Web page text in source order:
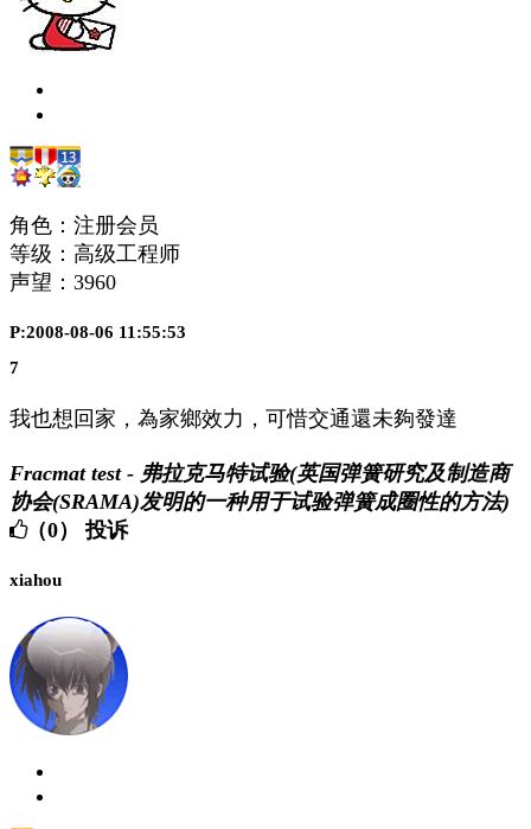
角色：注册会员
等级：高级工程师
声望： 3960
P:2008-08-06 11:55:53
7
我也想回家，為家鄉效力，可惜交通還未夠發達
Fracmat test - 弗拉克马特试验(英国弹簧研究及制造商
协会(SRAMA)发明的一种用于试验弹簧成圈性的方法)
（0）
投诉
xiahou